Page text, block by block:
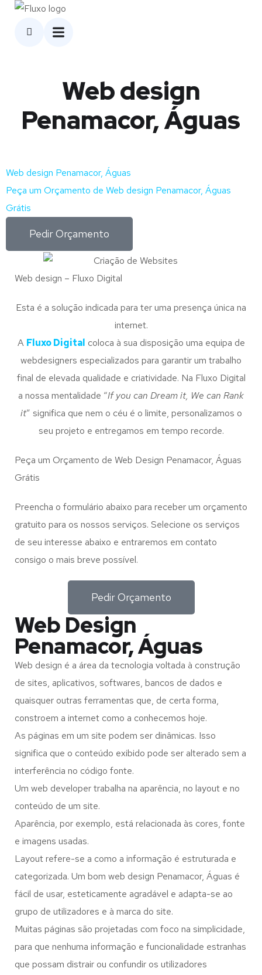
Web design
Penamacor, Águas
Web design Penamacor, Águas
Peça um Orçamento de Web design Penamacor, Águas
Grátis
Pedir Orçamento
Web design – Fluxo Digital
Esta é a solução indicada para ter uma presença única na
internet.
A Fluxo Digital coloca à sua disposição uma equipa de
webdesigners especializados para garantir um trabalho
final de elevada qualidade e criatividade. Na Fluxo Digital
a nossa mentalidade “If you can Dream it, We can Rank
it” significa que nem o céu é o limite, personalizamos o
seu projeto e entregamos em tempo recorde.
Peça um Orçamento de Web Design Penamacor, Águas
Grátis
Preencha o formulário abaixo para receber um orçamento
gratuito para os nossos serviços. Selecione os serviços
de seu interesse abaixo e entraremos em contato
consigo o mais breve possível.
Pedir Orçamento
Web Design
Penamacor, Águas
Web design é a área da tecnologia voltada à construção
de sites, aplicativos, softwares, bancos de dados e
quaisquer outras ferramentas que, de certa forma,
constroem a internet como a conhecemos hoje.
As páginas em um site podem ser dinâmicas. Isso
significa que o conteúdo exibido pode ser alterado sem a
interferência no código fonte.
Um web developer trabalha na aparência, no layout e no
conteúdo de um site.
Aparência, por exemplo, está relacionada às cores, fonte
e imagens usadas.
Layout refere-se a como a informação é estruturada e
categorizada. Um bom web design Penamacor, Águas é
fácil de usar, esteticamente agradável e adapta-se ao
grupo de utilizadores e à marca do site.
Muitas páginas são projetadas com foco na simplicidade,
para que nenhuma informação e funcionalidade estranhas
que possam distrair ou confundir os utilizadores